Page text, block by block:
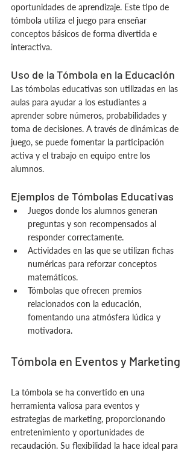
oportunidades de aprendizaje. Este tipo de
tómbola utiliza el juego para enseñar
conceptos básicos de forma divertida e
interactiva.
Uso de la Tómbola en la Educación
Las tómbolas educativas son utilizadas en las
aulas para ayudar a los estudiantes a
aprender sobre números, probabilidades y
toma de decisiones. A través de dinámicas de
juego, se puede fomentar la participación
activa y el trabajo en equipo entre los
alumnos.
Ejemplos de Tómbolas Educativas
Juegos donde los alumnos generan
preguntas y son recompensados al
responder correctamente.
Actividades en las que se utilizan fichas
numéricas para reforzar conceptos
matemáticos.
Tómbolas que ofrecen premios
relacionados con la educación,
fomentando una atmósfera lúdica y
motivadora.
Tómbola en Eventos y Marketing
La tómbola se ha convertido en una
herramienta valiosa para eventos y
estrategias de marketing, proporcionando
entretenimiento y oportunidades de
recaudación. Su flexibilidad la hace ideal para